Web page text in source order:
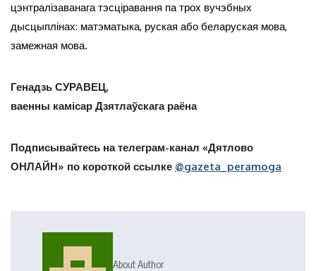
цэнтралізаванага тэсціравання па трох вучэбных
дысцыплінах: матэматыка, руская або беларуская мова,
замежная мова.
Генадзь СУРАВЕЦ,
ваенны камісар Дзятлаўскага раёна
Подписывайтесь на телеграм-канал «Дятлово
ОНЛАЙН» по короткой ссылке @gazeta_peramoga
About Author